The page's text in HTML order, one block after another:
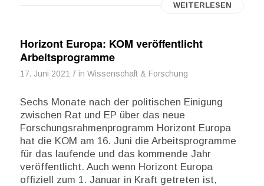
WEITERLESEN
Horizont Europa: KOM veröffentlicht
Arbeitsprogramme
17. Juni 2021 / in Wissenschaft & Forschung
Sechs Monate nach der politischen Einigung
zwischen Rat und EP über das neue
Forschungsrahmenprogramm Horizont Europa
hat die KOM am 16. Juni die Arbeitsprogramme
für das laufende und das kommende Jahr
veröffentlicht. Auch wenn Horizont Europa
offiziell zum 1. Januar in Kraft getreten ist,